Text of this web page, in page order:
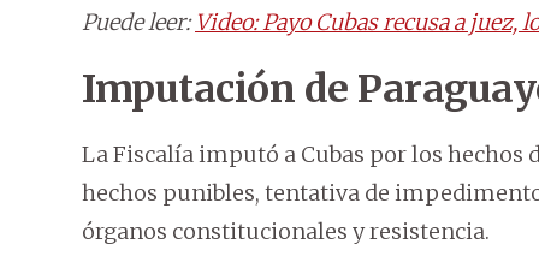
Puede leer: Video: Payo Cubas recusa a
Imputación de
La Fiscalía imputó a Cubas por los hechos
hechos punibles, tentativa de
órganos constitucionales y resistencia.